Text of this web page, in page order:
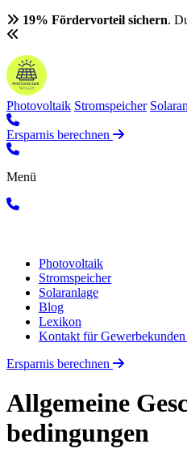
19% Fördervorteil sichern.
Photovoltaik Stromspeicher
Ersparnis berechnen
Menü
Photovoltaik
Stromspeicher
Solaranlage
Blog
Lexikon
Kontakt für Gewerbekunden
Ersparnis berechnen
Allgemeine
bedingungen